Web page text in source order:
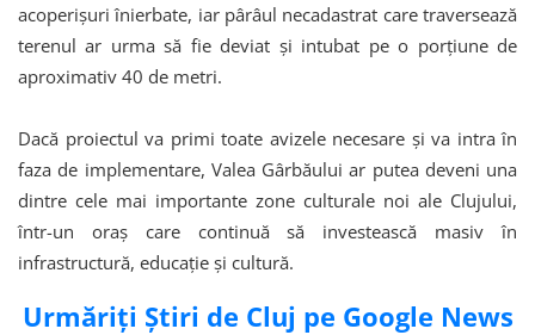
acoperișuri înierbate, iar pârâul necadastrat care traversează
terenul ar urma să fie deviat și intubat pe o porțiune de
aproximativ 40 de metri.
Dacă proiectul va primi toate avizele necesare și va intra în
faza de implementare, Valea Gârbăului ar putea deveni una
dintre cele mai importante zone culturale noi ale Clujului,
într-un oraș care continuă să investească masiv în
infrastructură, educație și cultură.
Urmăriți Știri de Cluj pe Google News